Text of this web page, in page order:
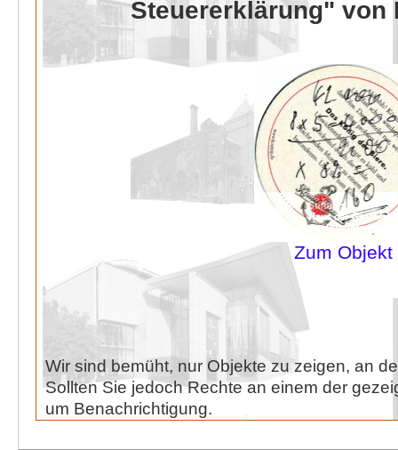
Steuererklärung" von
Zum Objekt
Wir sind bemüht, nur Objekte zu zeigen, an
Sollten Sie jedoch Rechte an einem der
um Benachrichtigung.